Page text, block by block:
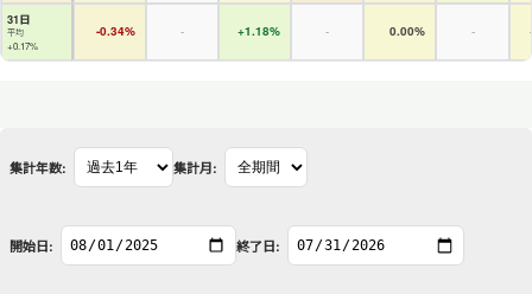
31日
平均
+0.17%
-0.34% - +1.18% - 0.00% -
集計年数: 集計月:
開始日: 終了日: